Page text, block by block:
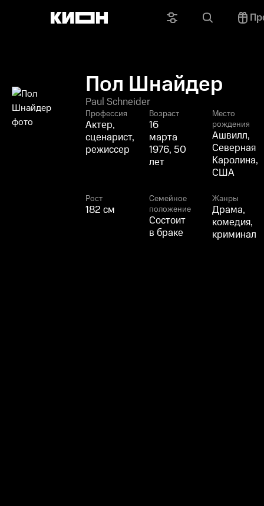
Пол Шнайдер
Paul Schneider
Профессия
Актер,
сценарист,
режиссер
Возраст
16
марта
1976, 50
лет
Место
рождения
Ашвилл,
Северная
Каролина,
США
Рост
182 см
Семейное
положение
Состоит
в браке
Жанры
Драма,
комедия,
криминал